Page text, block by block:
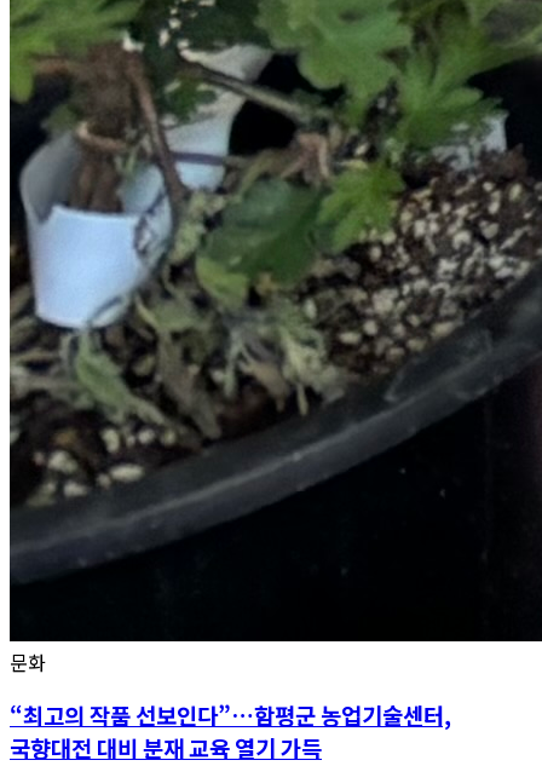
문화
“최고의 작품 선보인다”…함평군 농업기술센터,
국향대전 대비 분재 교육 열기 가득